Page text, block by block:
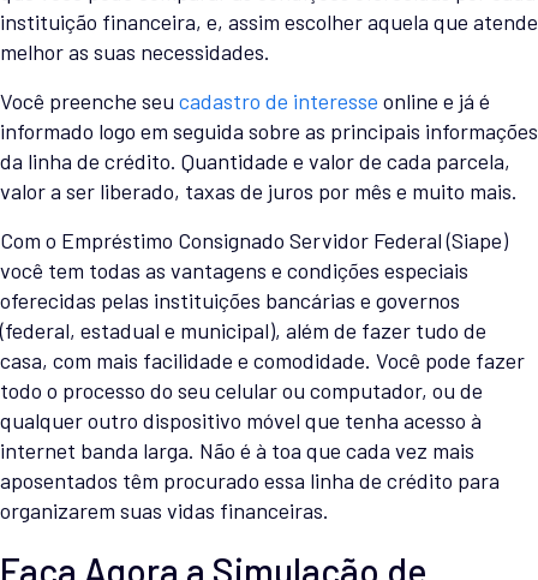
instituição financeira, e, assim escolher aquela que atende
melhor as suas necessidades.
Você preenche seu cadastro de interesse online e já é
informado logo em seguida sobre as principais informações
da linha de crédito. Quantidade e valor de cada parcela,
valor a ser liberado, taxas de juros por mês e muito mais.
Com o Empréstimo Consignado Servidor Federal (Siape)
você tem todas as vantagens e condições especiais
oferecidas pelas instituições bancárias e governos
(federal, estadual e municipal), além de fazer tudo de
casa, com mais facilidade e comodidade. Você pode fazer
todo o processo do seu celular ou computador, ou de
qualquer outro dispositivo móvel que tenha acesso à
internet banda larga. Não é à toa que cada vez mais
aposentados têm procurado essa linha de crédito para
organizarem suas vidas financeiras.
Faça Agora a Simulação de